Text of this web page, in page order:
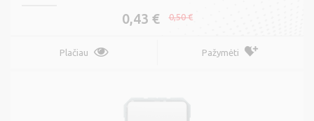
0,43 € 0,50 €
Plačiau Pažymėti